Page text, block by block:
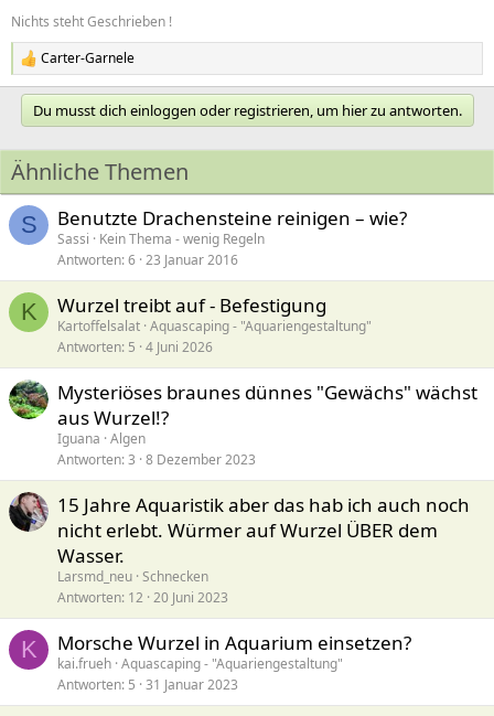
Nichts steht Geschrieben !
R
e
a
i
o
n
e
n
:
Carter-Garnele
Du musst dich einloggen oder registrieren, um hier zu antworten.
Ähnliche Themen
S Benutzte Drachensteine reinigen – wie?
Sassi
Kein Thema - wenig Regeln
Antworten 6 23 Januar 2016
K Wurzel treibt auf - Befestigung
Kartoffelsalat Aquascaping - "Aquariengestaltung"
Antworten 5 4 Juni 2026
Mysteriöses braunes dünnes "Gewächs" wächst
aus Wurzel!?
Iguana Algen
Antworten 3 8 Dezember 2023
15 Jahre Aquaristik aber das hab ich auch noch
nicht erlebt. Würmer auf Wurzel ÜBER dem
Wasser.
Larsmd_neu Schnecken
Antworten 12 20 Juni 2023
K Morsche Wurzel in Aquarium einsetzen?
kai.frueh Aquascaping - "Aquariengestaltung"
Antworten 5 31 Januar 2023